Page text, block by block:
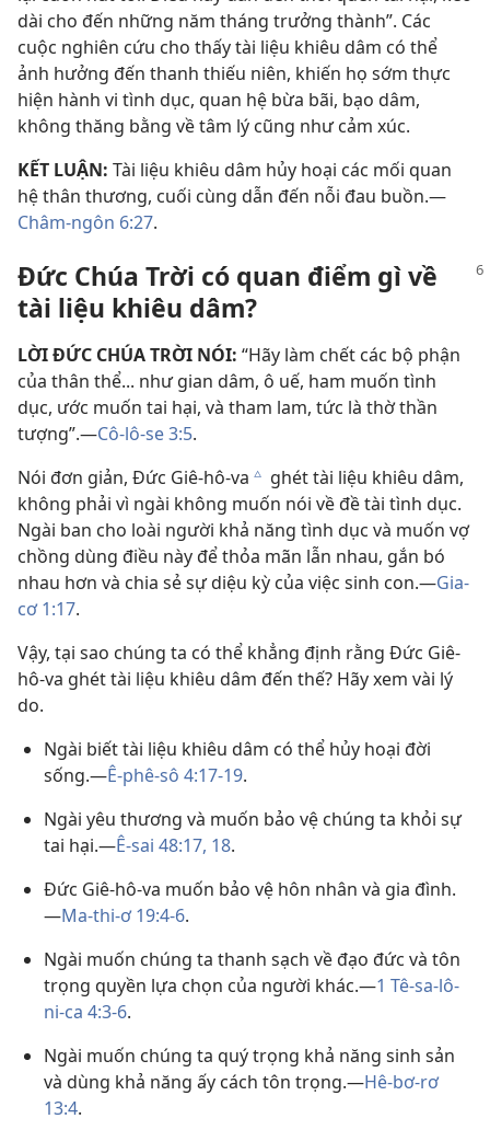
dài cho đến những năm tháng trưởng thành”. Các
cuộc nghiên cứu cho thấy tài liệu khiêu dâm có thể
ảnh hưởng đến thanh thiếu niên, khiến họ sớm thực
hiện hành vi tình dục, quan hệ bừa bãi, bạo dâm,
không thăng bằng về tâm lý cũng như cảm xúc.
KẾT LUẬN: Tài liệu khiêu dâm hủy hoại các mối quan
hệ thân thương, cuối cùng dẫn đến nỗi đau buồn.—
Châm-ngôn 6:27.
Đức Chúa Trời có quan điểm gì về
tài liệu khiêu dâm?
LỜI ĐỨC CHÚA TRỜI NÓI: “Hãy làm chết các bộ phận
của thân thể... như gian dâm, ô uế, ham muốn tình
dục, ước muốn tai hại, và tham lam, tức là thờ thần
tượng”.—Cô-lô-se 3:5.
Nói đơn giản, Đức Giê-hô-va c ghét tài liệu khiêu dâm,
không phải vì ngài không muốn nói về đề tài tình dục.
Ngài ban cho loài người khả năng tình dục và muốn vợ
chồng dùng điều này để thỏa mãn lẫn nhau, gắn bó
nhau hơn và chia sẻ sự diệu kỳ của việc sinh con.—Gia-
cơ 1:17.
Vậy, tại sao chúng ta có thể khẳng định rằng Đức Giê-
hô-va ghét tài liệu khiêu dâm đến thế? Hãy xem vài lý
do.
Ngài biết tài liệu khiêu dâm có thể hủy hoại đời
sống.—Ê-phê-sô 4:17-19.
Ngài yêu thương và muốn bảo vệ chúng ta khỏi sự
tai hại.—Ê-sai 48:17, 18.
Đức Giê-hô-va muốn bảo vệ hôn nhân và gia đình.
—Ma-thi-ơ 19:4-6.
Ngài muốn chúng ta thanh sạch về đạo đức và tôn
trọng quyền lựa chọn của người khác.—1 Tê-sa-lô-
ni-ca 4:3-6.
Ngài muốn chúng ta quý trọng khả năng sinh sản
và dùng khả năng ấy cách tôn trọng.—Hê-bơ-rơ
13:4.